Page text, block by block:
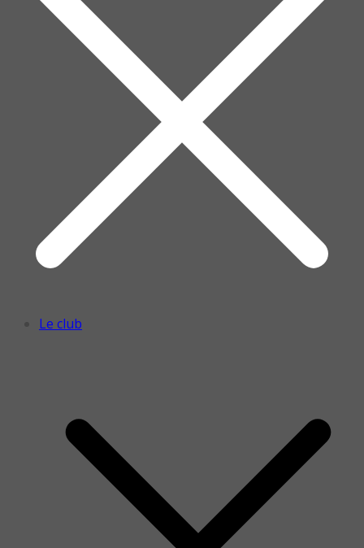
Le club